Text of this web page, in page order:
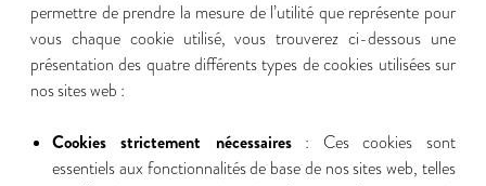
permettre de prendre la mesure de l’utilité que représente pour
vous chaque cookie utilisé, vous trouverez ci-dessous une
présentation des quatre différents types de cookies utilisées sur
nos sites web :
Cookies strictement nécessaires: Ces cookies sont
essentiels aux fonctionnalités de base de nos sites web, telles